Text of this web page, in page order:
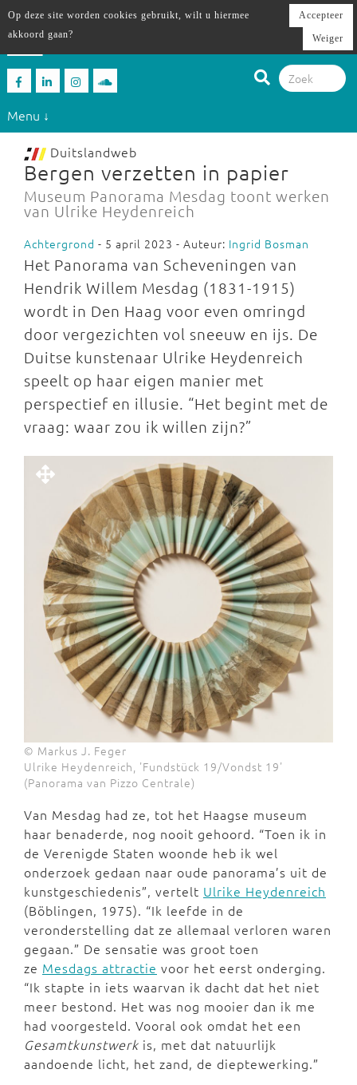
Menu ↓
Duitslandweb
Bergen verzetten in papier
Museum Panorama Mesdag toont werken
van Ulrike Heydenreich
Achtergrond - 5 april 2023 - Auteur: Ingrid Bosman
Het Panorama van Scheveningen van
Hendrik Willem Mesdag (1831-1915)
wordt in Den Haag voor even omringd
door vergezichten vol sneeuw en ijs. De
Duitse kunstenaar Ulrike Heydenreich
speelt op haar eigen manier met
perspectief en illusie. “Het begint met de
vraag: waar zou ik willen zijn?”
© Markus J. Feger
Ulrike Heydenreich, 'Fundstück 19/Vondst 19'
(Panorama van Pizzo Centrale)
Van Mesdag had ze, tot het Haagse museum
haar benaderde, nog nooit gehoord. “Toen ik in
de Verenigde Staten woonde heb ik wel
onderzoek gedaan naar oude panorama’s uit de
kunstgeschiedenis”, vertelt Ulrike Heydenreich
(Böblingen, 1975). “Ik leefde in de
veronderstelling dat ze allemaal verloren waren
gegaan.” De sensatie was groot toen
ze Mesdags attractie voor het eerst onderging.
“Ik stapte in iets waarvan ik dacht dat het niet
meer bestond. Het was nog mooier dan ik me
had voorgesteld. Vooral ook omdat het een
Gesamtkunstwerk is, met dat natuurlijk
aandoende licht, het zand, de dieptewerking.”
Op deze site worden cookies gebruikt, wilt u hiermee
akkoord gaan?
Accepteer
Weiger